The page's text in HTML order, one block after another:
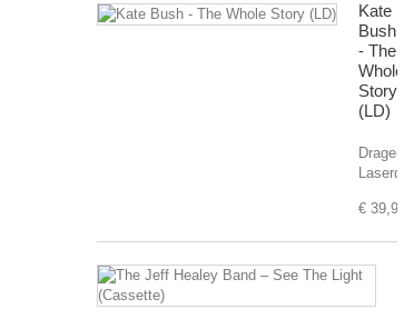
Kate
Bush
- The
Whole
Story
(LD)
Drager:
Laserdisc
€ 39,99